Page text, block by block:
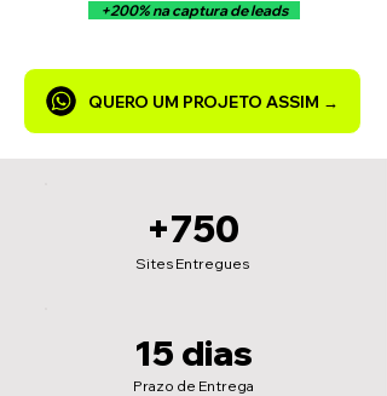
+200% na captura de leads
QUERO UM PROJETO ASSIM →
+750
Sites Entregues
15 dias
Prazo de Entrega